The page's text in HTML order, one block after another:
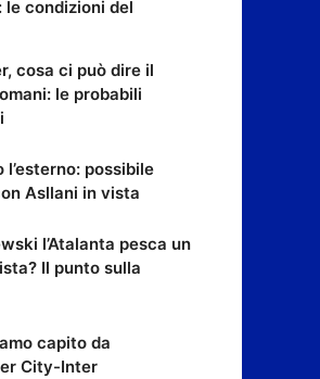
le condizioni del
cosa ci può dire il
le probabili
l’esterno: possibile
Asllani in vista
l’Atalanta pesca un
Il punto sulla
capito da
City-Inter